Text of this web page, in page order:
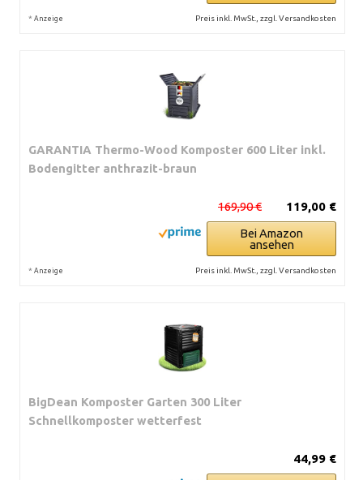
* Anzeige Preis inkl. MwSt., zzgl. Versandkosten
GARANTIA Thermo-Wood Komposter 600 Liter inkl.
Bodengitter anthrazit-braun
119,00 €
169,90 €
Bei Amazon
ansehen
* Anzeige Preis inkl. MwSt., zzgl. Versandkosten
BigDean Komposter Garten 300 Liter
Schnellkomposter wetterfest
44,99 €